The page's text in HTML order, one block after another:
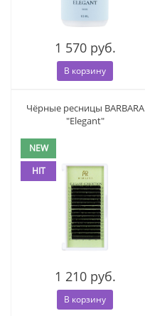
1 570 руб.
В корзину
Чёрные ресницы BARBARA
"Elegant"
NEW
HIT
1 210 руб.
В корзину